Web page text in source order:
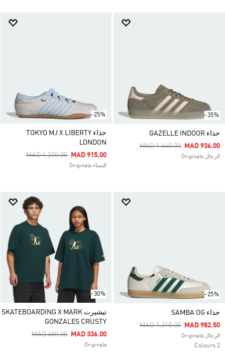
-35%
حذاء GAZELLE INDOOR
Price Reduced From
MAD 1,440.00ToMAD 936.00
الرجال Originals
-25%
حذاء TOKYO MJ X LIBERTY
LONDON
Price Reduced From
MAD 1,220.00ToMAD 915.00
النساء Originals
-25%
حذاء SAMBA OG
Price Reduced From
MAD 1,310.00ToMAD 982.50
الرجال Originals
2 Colours
-30%
تيشيرت SKATEBOARDING X MARK
GONZALES CRUSTY
Price Reduced From
MAD 480.00ToMAD 336.00
Originals